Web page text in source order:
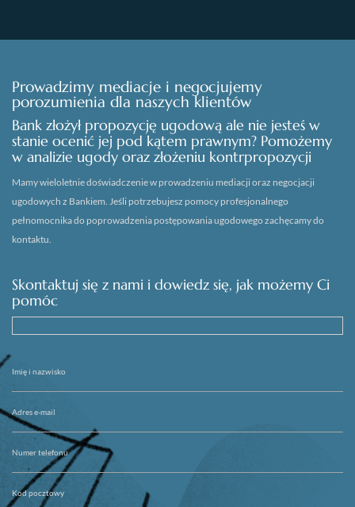
Prowadzimy mediacje i negocjujemy
porozumienia dla naszych klientów
Bank złożył propozycję ugodową ale nie jesteś w
stanie ocenić jej pod kątem prawnym? Pomożemy
w analizie ugody oraz złożeniu kontrpropozycji
Mamy wieloletnie doświadczenie w prowadzeniu mediacji oraz negocjacji
ugodowych z Bankiem. Jeśli potrzebujesz pomocy profesjonalnego
pełnomocnika do poprowadzenia postępowania ugodowego zachęcamy do
kontaktu.
Skontaktuj się z nami i dowiedz się, jak możemy Ci
pomóc